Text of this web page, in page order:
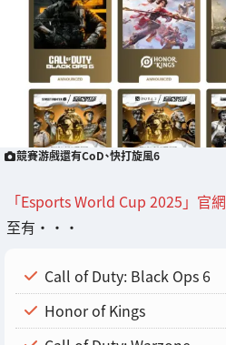
競賽游戲還有CoD、快打旋風6
「Esports World Cup 2025」官網
至有・・・
Call of Duty: Black Ops 6
Honor of Kings